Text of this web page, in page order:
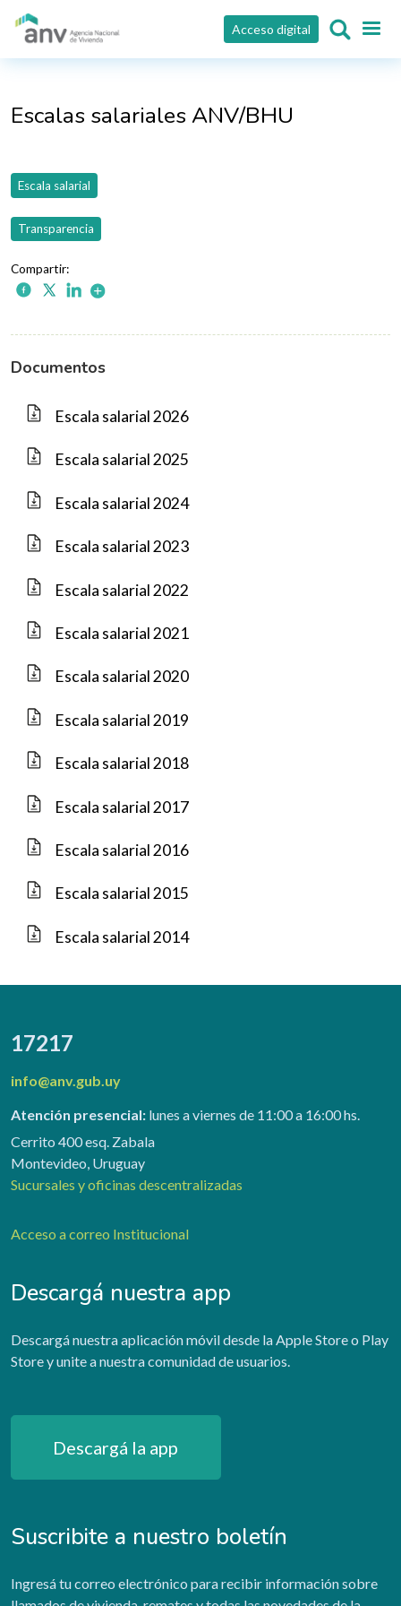
Pasar al contenido principal
Acceso digital
Escalas salariales ANV/BHU
Escala salarial
Transparencia
Documentos
Escala salarial 2026
Escala salarial 2025
Escala salarial 2024
Escala salarial 2023
Escala salarial 2022
Escala salarial 2021
Escala salarial 2020
Escala salarial 2019
Escala salarial 2018
Escala salarial 2017
Escala salarial 2016
Escala salarial 2015
Escala salarial 2014
17217
info@anv.gub.uy
Atención presencial: lunes a viernes de 11:00 a 16:00 hs.
Cerrito 400 esq. Zabala
Montevideo, Uruguay
Sucursales y oficinas descentralizadas
Acceso a correo Institucional
Descargá nuestra app
Descargá nuestra aplicación móvil desde la Apple Store o Play
Store y unite a nuestra comunidad de usuarios.
Descargá la app
Suscribite a nuestro boletín
Ingresá tu correo electrónico para recibir información sobre